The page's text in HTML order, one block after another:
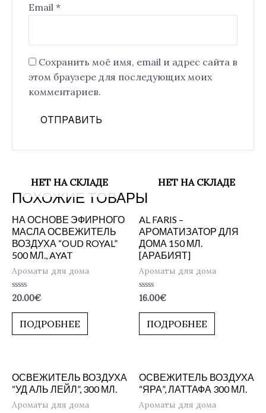
Email *
Сохранить моё имя, email и адрес сайта в
этом браузере для последующих моих
комментариев.
ПОХОЖИЕ ТОВАРЫ
НЕТ НА СКЛАДЕ
НА ОСНОВЕ ЭФИРНОГО
МАСЛА ОСВЕЖИТЕЛЬ
ВОЗДУХА “OUD ROYAL”
500 МЛ., AYAT
Ароматы для дома
Оценка
из
20.00€
ПОДРОБНЕЕ
НЕТ НА СКЛАДЕ
AL FARIS –
АРОМАТИЗАТОР ДЛЯ
ДОМА 150 МЛ.
[АРАБИЯТ]
Ароматы для дома
Оценка
из
16.00€
ПОДРОБНЕЕ
ОСВЕЖИТЕЛЬ ВОЗДУХА
“УД АЛЬ ЛЕЙЛ”, 300 МЛ.
Ароматы для дома
ОСВЕЖИТЕЛЬ ВОЗДУХА
“ЯРА”, ЛАТТАФА 300 МЛ.
Ароматы для дома